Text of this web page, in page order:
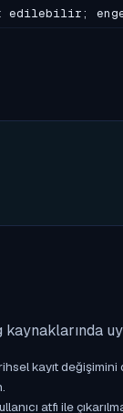
edilebilir;
kaynaklarında
kayıt değişimini
atfı ile